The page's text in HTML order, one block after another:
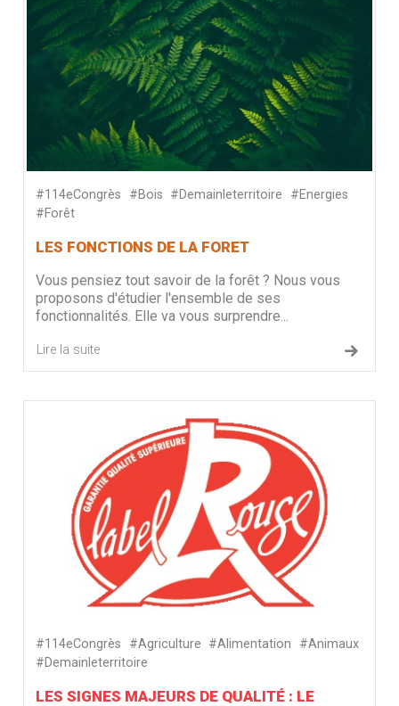
#114eCongrès #Bois #Demainleterritoire
#Energies
#Forêt
LES FONCTIONS DE LA FORET
Vous pensiez tout savoir de la forêt ? Nous vous
proposons d'étudier l'ensemble de ses
fonctionnalités. Elle va vous surprendre...
Lire la suite
#114eCongrès #Agriculture #Alimentation
#Animaux
#Demainleterritoire
LES SIGNES MAJEURS DE QUALITÉ : LE